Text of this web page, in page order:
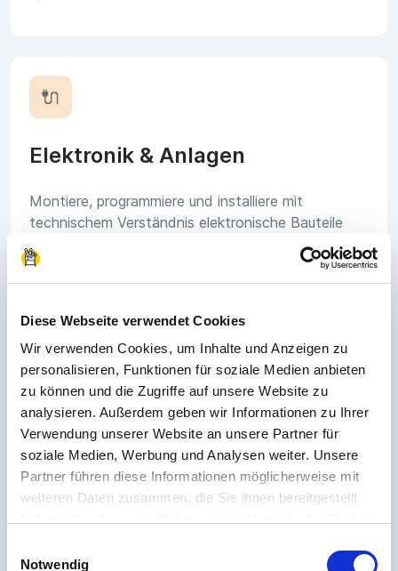
Diese Webseite verwendet Cookies
Wir verwenden Cookies, um Inhalte und Anzeigen zu
personalisieren, Funktionen für soziale Medien anbieten
zu können und die Zugriffe auf unsere Website zu
analysieren. Außerdem geben wir Informationen zu Ihrer
Verwendung unserer Website an unsere Partner für
soziale Medien, Werbung und Analysen weiter. Unsere
Partner führen diese Informationen möglicherweise mit
weiteren Daten zusammen, die Sie ihnen bereitgestellt
Impressum
Notwendig
🔌
Elektronik & Anlagen
Montiere, programmiere und installiere mit
technischem Verständnis elektronische Bauteile
und Anlagen.
🚜
Landwirtschaft & Gartenbau
Hier arbeitest du an der frischen Luft und bist Teil
der Produktion von pflanzlichen und tierischen
Erzeugnissen und der Gestaltung von Gärten und